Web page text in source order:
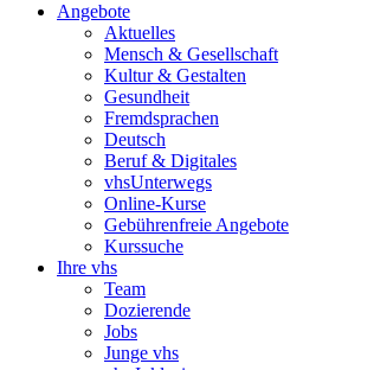
Angebote
Aktuelles
Mensch & Gesellschaft
Kultur & Gestalten
Gesundheit
Fremdsprachen
Deutsch
Beruf & Digitales
vhsUnterwegs
Online-Kurse
Gebührenfreie Angebote
Kurssuche
Ihre vhs
Team
Dozierende
Jobs
Junge vhs